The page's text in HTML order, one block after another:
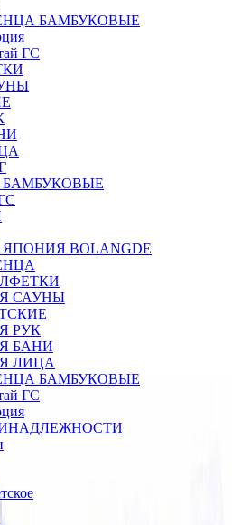
БАМБУКОВЫЕ
ГС
BOLANGDE
САУНЫ
РУК
БАНИ
ЛИЦА
БАМБУКОВЫЕ
ГС